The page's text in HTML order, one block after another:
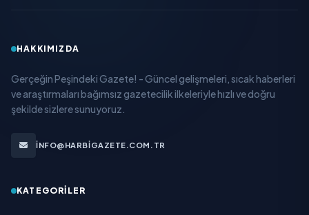
HAKKIMIZDA
Gerçeğin Peşindeki Gazete! - Güncel gelişmeleri, sıcak haberleri
ve araştırmaları bağımsız gazetecilik ilkeleriyle hızlı ve doğru
şekilde sizlere sunuyoruz.
INFO@HARBIGAZETE.COM.TR
KATEGORILER